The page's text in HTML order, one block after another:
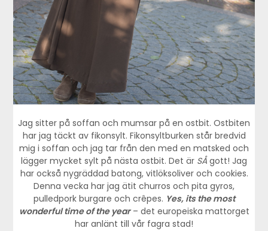
Jag sitter på soffan och mumsar på en ostbit. Ostbiten
har jag täckt av fikonsylt. Fikonsyltburken står bredvid
mig i soffan och jag tar från den med en matsked och
lägger mycket sylt på nästa ostbit. Det är SÅ gott! Jag
har också nygräddad batong, vitlöksoliver och cookies.
Denna vecka har jag ätit churros och pita gyros,
pulledpork burgare och crêpes. Yes, its the most
wonderful time of the year – det europeiska mattorget
har anlänt till vår fagra stad!